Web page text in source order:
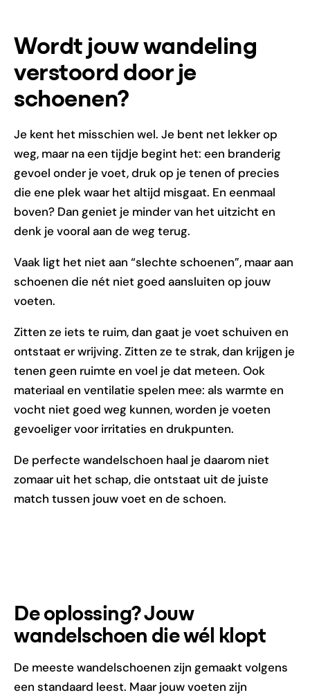
Wordt jouw wandeling
verstoord door je
schoenen?
Je kent het misschien wel. Je bent net lekker op
weg, maar na een tijdje begint het: een branderig
gevoel onder je voet, druk op je tenen of precies
die ene plek waar het altijd misgaat. En eenmaal
boven? Dan geniet je minder van het uitzicht en
denk je vooral aan de weg terug.
Vaak ligt het niet aan “slechte schoenen”, maar aan
schoenen die nét niet goed aansluiten op jouw
voeten.
Zitten ze iets te ruim, dan gaat je voet schuiven en
ontstaat er wrijving. Zitten ze te strak, dan krijgen je
tenen geen ruimte en voel je dat meteen. Ook
materiaal en ventilatie spelen mee: als warmte en
vocht niet goed weg kunnen, worden je voeten
gevoeliger voor irritaties en drukpunten.
De perfecte wandelschoen haal je daarom niet
zomaar uit het schap, die ontstaat uit de juiste
match tussen jouw voet en de schoen.
De oplossing? Jouw
wandelschoen die wél klopt
De meeste wandelschoenen zijn gemaakt volgens
een standaard leest. Maar jouw voeten zijn